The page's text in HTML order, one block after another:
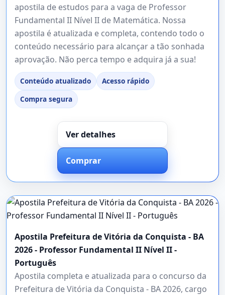
apostila de estudos para a vaga de Professor
Fundamental II Nível II de Matemática. Nossa
apostila é atualizada e completa, contendo todo o
conteúdo necessário para alcançar a tão sonhada
aprovação. Não perca tempo e adquira já a sua!
Conteúdo atualizado
Acesso rápido
Compra segura
Ver detalhes
Comprar
Apostila Prefeitura de Vitória da Conquista - BA
2026 - Professor Fundamental II Nível II -
Português
Apostila completa e atualizada para o concurso da
Prefeitura de Vitória da Conquista - BA 2026, cargo